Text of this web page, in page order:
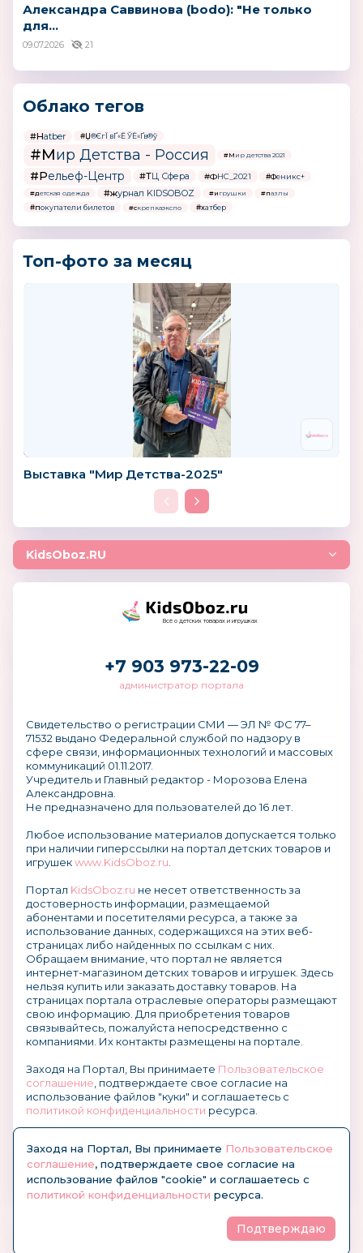
Александра Саввинова (bodo): "Не только
для...
09.07.2026 21
Облако тегов
#Hatber #Џ®ЄгЇ вҐ«Ё ЎЁ«Ґв®ў
#Мир Детства - Россия #Мир детства 2021
#Рельеф-Центр #ТЦ Сфера #ФНС_2021 #Феникс+
#детская одежда #журнал KIDSOBOZ #игрушки #пазлы
#покупатели билетов #скрепкаэкспо #хатбер
Топ-фото за месяц
Выставка "Мир Детства-2025"
KidsOboz.RU
Всё о детских товарах и игрушках
+7 903 973-22-09
администратор портала
Свидетельство о регистрации СМИ — ЭЛ № ФС 77–
71532 выдано Федеральной службой по надзору в
сфере связи, информационных технологий и массовых
коммуникаций 01.11.2017.
Учредитель и Главный редактор - Морозова Елена
Александровна.
Не предназначено для пользователей до 16 лет.
Любое использование материалов допускается только
при наличии гиперссылки на портал детских товаров и
игрушекwww.KidsOboz.ru.
Портал KidsOboz.ru не несет ответственность за
достоверность информации, размещаемой
абонентами и посетителями ресурса, а также за
использование данных, содержащихся на этих веб-
страницах либо найденных по ссылкам с них.
Обращаем внимание, что портал не является
интернет-магазином детских товаров и игрушек. Здесь
нельзя купить или заказать доставку товаров. На
страницах портала отраслевые операторы размещают
свою информацию. Для приобретения товаров
связывайтесь, пожалуйста непосредственно с
компаниями. Их контакты размещены на портале.
Заходя на Портал, Вы принимаете Пользовательское
соглашение, подтверждаете свое согласие на
использование файлов "куки" и соглашаетесь с
политикой конфиденциальности ресурса.
© KidsOboz.RU 2004-2026
Заходя на Портал, Вы принимаете Пользовательское
соглашение, подтверждаете свое согласие на
использование файлов "cookie" и соглашаетесь с
политикой конфиденциальности ресурса.
Подтверждаю